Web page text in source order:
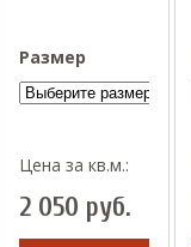
Размер
Цена за кв.м.:
2 050 руб.